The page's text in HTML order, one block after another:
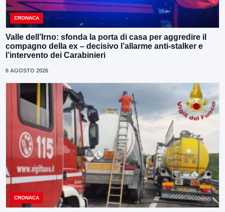
CRONACA
Valle dell’Irno: sfonda la porta di casa per aggredire il
compagno della ex – decisivo l’allarme anti-stalker e
l’intervento dei Carabinieri
6 AGOSTO 2026
CRONACA